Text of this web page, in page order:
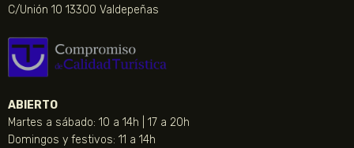
C/Unión 10 13300 Valdepeñas
ABIERTO
Martes a sábado: 10 a 14h | 17 a 20h
Domingos y festivos: 11 a 14h